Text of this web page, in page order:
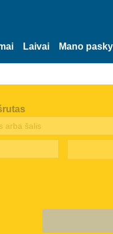
Laivai Mano